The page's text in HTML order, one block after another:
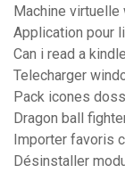
Machine
Application pour
Can i read a
Telecharger
Pack icones
Dragon ball
Importer favoris
Désinstaller